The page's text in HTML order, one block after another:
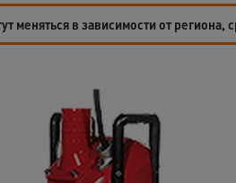
меняться в зависимости от региона,